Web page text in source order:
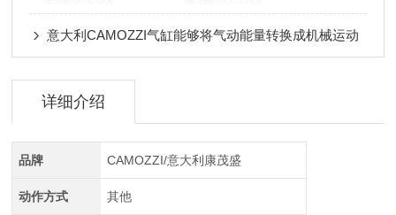
意大利CAMOZZI气缸能够将气动能量转换成机械运动
详细介绍
品牌 CAMOZZI/意大利康茂盛
动作方式 其他